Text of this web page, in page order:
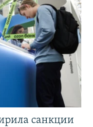
санкции